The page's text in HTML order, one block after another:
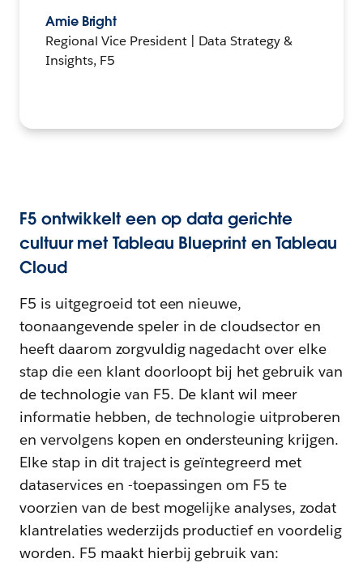
Amie Bright
Regional Vice President | Data Strategy &
Insights, F5
F5 ontwikkelt een op data gerichte
cultuur met Tableau Blueprint en Tableau
Cloud
F5 is uitgegroeid tot een nieuwe,
toonaangevende speler in de cloudsector en
heeft daarom zorgvuldig nagedacht over elke
stap die een klant doorloopt bij het gebruik van
de technologie van F5. De klant wil meer
informatie hebben, de technologie uitproberen
en vervolgens kopen en ondersteuning krijgen.
Elke stap in dit traject is geïntegreerd met
dataservices en -toepassingen om F5 te
voorzien van de best mogelijke analyses, zodat
klantrelaties wederzijds productief en voordelig
worden. F5 maakt hierbij gebruik van: